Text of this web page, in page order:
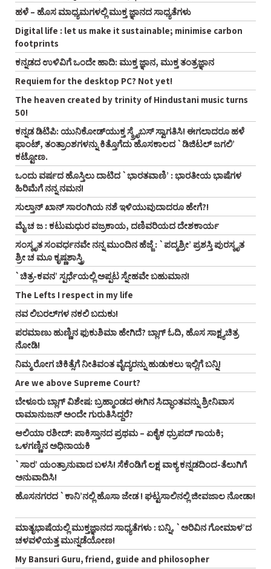
ಹಳೆ – ಹೊಸ ಮಾಧ್ಯಮಗಳಲ್ಲಿ ಮುಕ್ತ ಜ್ಞಾನದ ಸಾಧ್ಯತೆಗಳು
Digital life : let us make it sustainable; minimise carbon
footprints
ಕನ್ನಡದ ಉಳಿವಿಗೆ ಒಂದೇ ಹಾದಿ: ಮುಕ್ತ ಜ್ಞಾನ, ಮುಕ್ತ ತಂತ್ರಜ್ಞಾನ
Requiem for the desktop PC? Not yet!
The heaven created by trinity of Hindustani music turns
50!
ಕನ್ನಡ ಡಿಟಿಪಿ: ಯುನಿಕೋಡ್‌ಯುಕ್ತ ಸ್ಕ್ರೈಬಸ್‌ ಸ್ವಾಗತಿಸಿ! ಈಗಲಾದರೂ ಹಳೆ
ಫಾಂಟ್‌, ತಂತ್ರಾಂಶಗಳನ್ನು ಕಿತ್ತೊಗೆದು ಹೊಸಕಾಲದ `ಡಿಜಿಟಲ್‌ ಜಗಲಿ’
ಕಟ್ಟೋಣ.
ಒಂದು ವರ್ಷದ ಹೊಸ್ತಿಲು ದಾಟಿದ `ಭಾರತವಾಣಿ’ : ಭಾರತೀಯ ಭಾಷೆಗಳ
ಹಿರಿಮೆಗೆ ನನ್ನ ನಮನ!
ಸುಲ್ತಾನ್‌ ಖಾನ್‌ ಸಾರಂಗಿಯ ನಶೆ ಇಳಿಯುವುದಾದರೂ ಹೇಗೆ?!
ಮೈ ಚ ಜ : ಕಟುಮಧುರ ವಜ್ರಕಾಯ, ದಣಿವರಿಯದ ದೇಶಕಾರ್ಯ
ಸಂಸ್ಕೃತ ಸಂವರ್ಧನವೇ ನನ್ನ ಮುಂದಿನ ಹೆಜ್ಜೆ : `ಪದ್ಮಶ್ರೀ’ ಪ್ರಶಸ್ತಿ ಪುರಸ್ಕೃತ
ಶ್ರೀ ಚ ಮೂ ಕೃಷ್ಣಶಾಸ್ತ್ರಿ
`ಚಿತ್ರ-ಕವನ’ ಸ್ಪರ್ಧೆಯಲ್ಲಿ ಅಪ್ಪಟ ಸ್ನೇಹವೇ ಬಹುಮಾನ!
The Lefts I respect in my life
ನವ ಲಿಬರಲ್‌ಗಳ ನಕಲಿ ಬದುಕು!
ಪರಮಾಣು ಹುಣ್ಣಿನ ಫುಕುಶಿಮಾ ಹೇಗಿದೆ? ಬ್ಲಾಗ್‌ ಓದಿ, ಹೊಸ ಸಾಕ್ಷ್ಯಚಿತ್ರ
ನೋಡಿ!
ನಿಮ್ಮ ರೋಗ ಚಿಕಿತ್ಸೆಗೆ ನೀತಿವಂತ ವೈದ್ಯರನ್ನು ಹುಡುಕಲು ಇಲ್ಲಿಗೆ ಬನ್ನಿ!
Are we above Supreme Court?
ಬೇಳೂರು ಬ್ಲಾಗ್‌ ವಿಶೇಷ: ಬ್ರಹ್ಮಾಂಡದ ಈಗಿನ ಸಿದ್ಧಾಂತವನ್ನು ಶ್ರೀನಿವಾಸ
ರಾಮಾನುಜನ್‌ ಅಂದೇ ಗುರುತಿಸಿದ್ದರೆ?
ಆಲಿಯಾ ರಶೀದ್‌: ಪಾಕಿಸ್ತಾನದ ಪ್ರಥಮ – ಏಕೈಕ ಧ್ರುಪದ್‌ ಗಾಯಕಿ;
ಒಳಗಣ್ಣಿನ ಅಧಿನಾಯಕಿ
`ಸಾರ’ ಯಂತ್ರಾನುವಾದ ಬಳಸಿ! ಸೆಕೆಂಡಿಗೆ ಲಕ್ಷ ವಾಕ್ಯ ಕನ್ನಡದಿಂದ-ತೆಲುಗಿಗೆ
ಅನುವಾದಿಸಿ!
ಹೊಸನಗರದ `ಕಾನಿ’ನಲ್ಲಿ ಹೊಸಾ ಜೇಡ ! ಘಟ್ಟಸಾಲಿನಲ್ಲಿ ಜೀವಜಾಲ ನೋಡಾ!
ಮಾತೃಭಾಷೆಯಲ್ಲಿ ಮುಕ್ತಜ್ಞಾನದ ಸಾಧ್ಯತೆಗಳು : ಬನ್ನಿ, `ಅರಿವಿನ ಗೋಮಾಳ’ದ
ಚಳವಳಿಯತ್ತ ಮುನ್ನಡೆಯೋಣ!
My Bansuri Guru, friend, guide and philosopher